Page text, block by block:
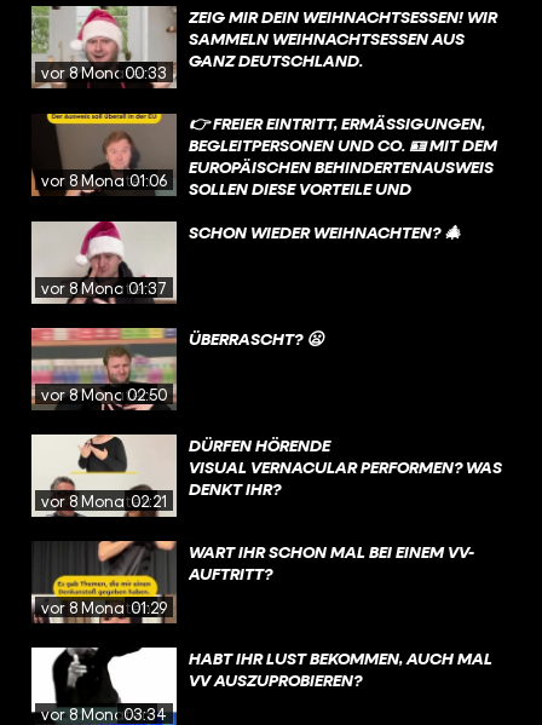
vor 8 Monaten
00:33
ZEIG MIR DEIN WEIHNACHTSESSEN! WIR
SAMMELN WEIHNACHTSESSEN AUS
GANZ DEUTSCHLAND.
vor 8 Monaten
01:06
👉 FREIER EINTRITT, ERMÄSSIGUNGEN, B
EGLEITPERSONEN UND CO. 🪪 MIT DEM E
UROPÄISCHEN BEHINDERTENAUSWEIS S
OLLEN DIESE VORTEILE UND V
LLEN EU-LÄNDERN GELTEN❗
vor 8 Monaten
01:37
SCHON WIEDER WEIHNACHTEN? 🎄
vor 8 Monaten
02:50
ÜBERRASCHT? 😦
vor 8 Monaten02:21
DÜRFEN HÖRENDE
VISUAL VERNACULAR PERFORMEN? WAS
DENKT IHR?
vor 8 Monaten01:29
WART IHR SCHON MAL BEI EINEM VV-
AUFTRITT?
vor 8 Monaten
03:34
HABT IHR LUST BEKOMMEN, AUCH MAL
VV AUSZUPROBIEREN? ⠀